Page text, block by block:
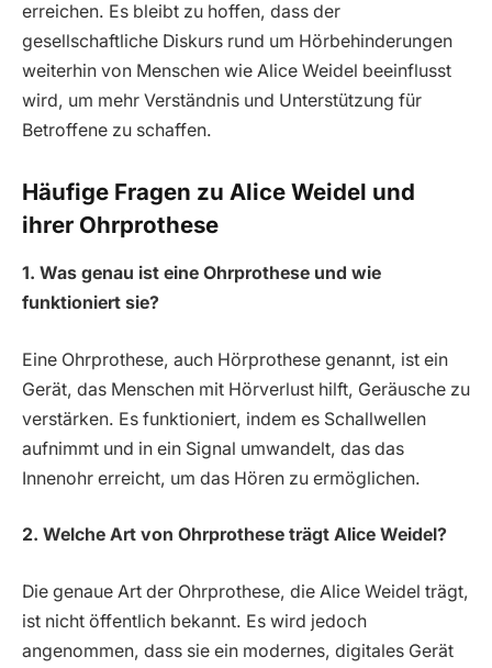
erreichen. Es bleibt zu hoffen, dass der
gesellschaftliche Diskurs rund um Hörbehinderungen
weiterhin von Menschen wie Alice Weidel beeinflusst
wird, um mehr Verständnis und Unterstützung für
Betroffene zu schaffen.
Häufige Fragen zu Alice Weidel und
ihrer Ohrprothese
1. Was genau ist eine Ohrprothese und wie
funktioniert sie?
Eine Ohrprothese, auch Hörprothese genannt, ist ein
Gerät, das Menschen mit Hörverlust hilft, Geräusche zu
verstärken. Es funktioniert, indem es Schallwellen
aufnimmt und in ein Signal umwandelt, das das
Innenohr erreicht, um das Hören zu ermöglichen.
2. Welche Art von Ohrprothese trägt Alice Weidel?
Die genaue Art der Ohrprothese, die Alice Weidel trägt,
ist nicht öffentlich bekannt. Es wird jedoch
angenommen, dass sie ein modernes, digitales Gerät